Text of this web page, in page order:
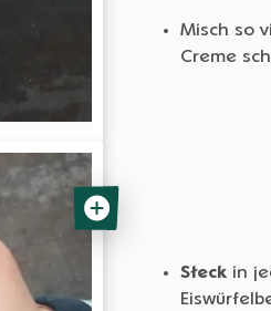
Misch so
Creme
Steck in